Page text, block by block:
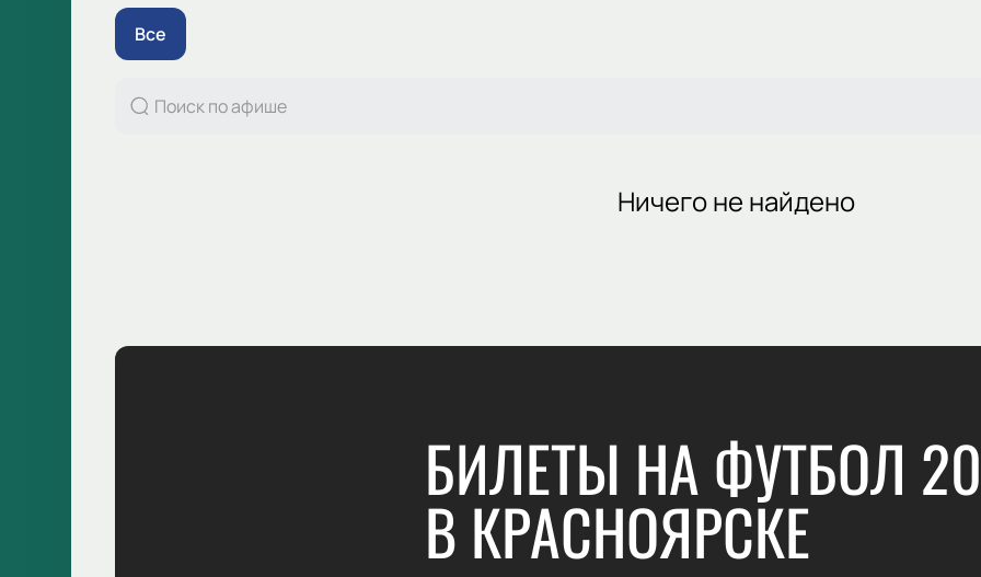
Все
Ничего не найдено
БИЛЕТЫ НА ФУТБОЛ
В КРАСНОЯРСКЕ